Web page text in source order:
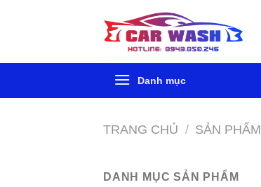
nội
Danh mục
TRANG CHỦ / SẢN PHẨM
DANH MỤC SẢN PHẨM